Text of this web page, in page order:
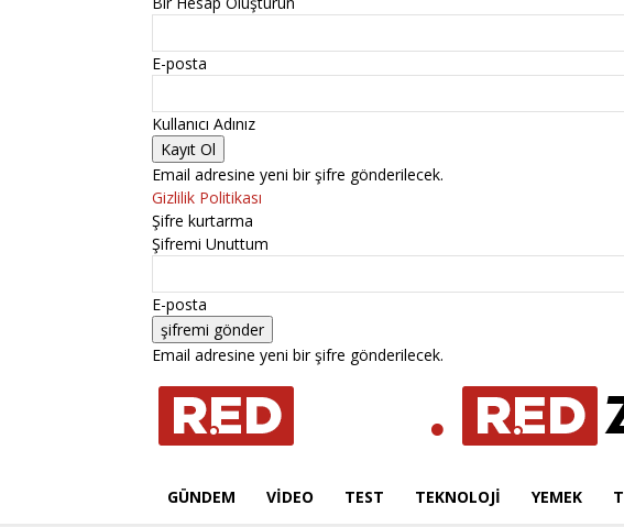
E-posta
Kullanıcı Adınız
Email adresine yeni bir şifre gönderilecek.
Gizlilik Politikası
Şifre kurtarma
Şifremi Unuttum
E-posta
Email adresine yeni bir şifre gönderilecek.
GÜNDEM VIDEO TEST TEKNOLOJI YEMEK